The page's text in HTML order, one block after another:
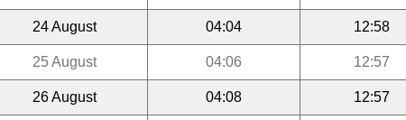
24 August 04:04 12:58
25 August 04:06 12:57
26 August 04:08 12:57